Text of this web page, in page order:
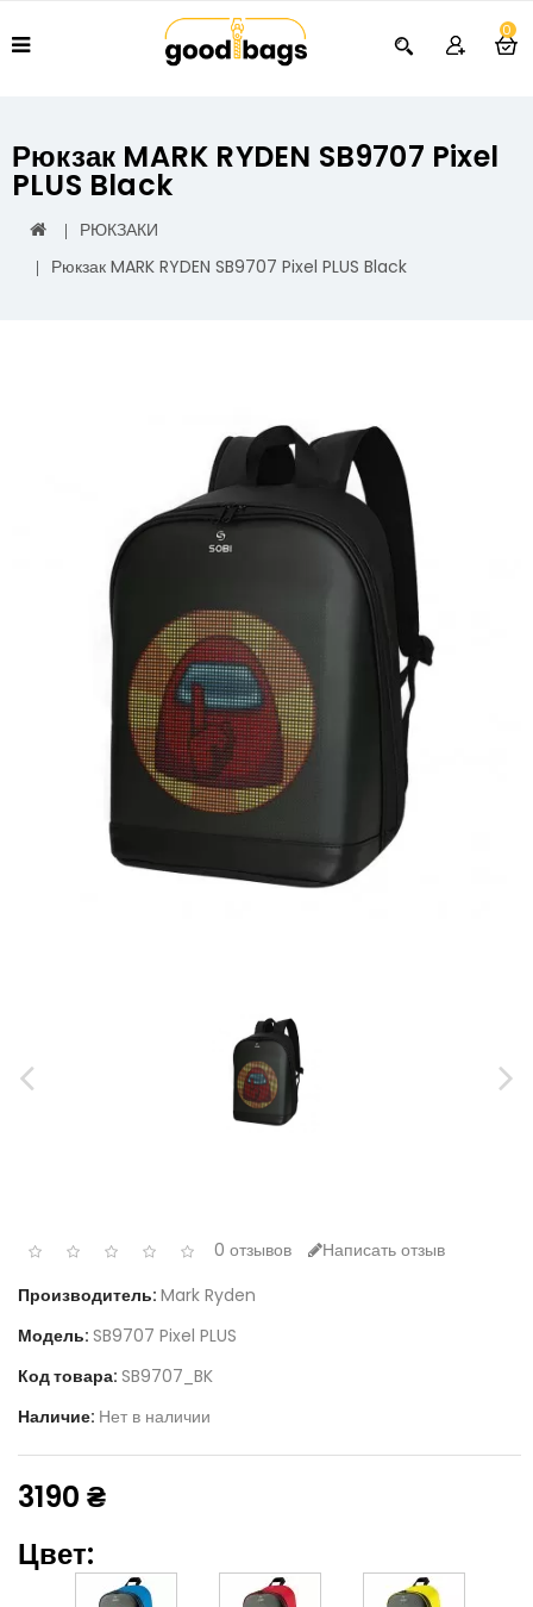
0
Рюкзак MARK RYDEN SB9707 Pixel
PLUS Black
РЮКЗАКИ
Рюкзак MARK RYDEN SB9707 Pixel PLUS Black
0 отзывов
Написать отзыв
Производитель: Mark Ryden
Модель: SB9707 Pixel PLUS
Код товара: SB9707_BK
Наличие: Нет в наличии
3190 ₴
Цвет: